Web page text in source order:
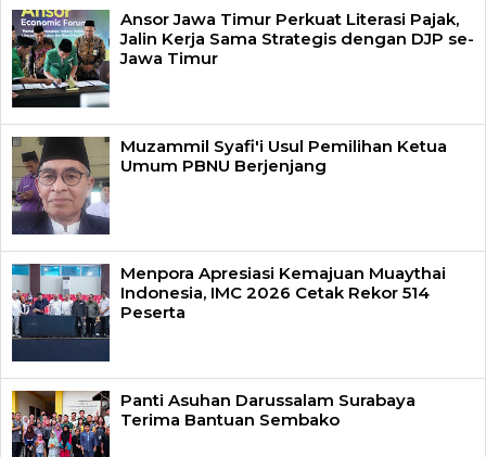
Ansor Jawa Timur Perkuat Literasi Pajak,
Jalin Kerja Sama Strategis dengan DJP se-
Jawa Timur
Muzammil Syafi'i Usul Pemilihan Ketua
Umum PBNU Berjenjang
Menpora Apresiasi Kemajuan Muaythai
Indonesia, IMC 2026 Cetak Rekor 514
Peserta
Panti Asuhan Darussalam Surabaya
Terima Bantuan Sembako